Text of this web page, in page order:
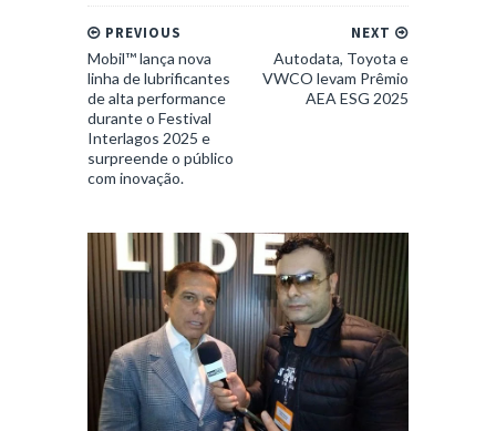
NEXT
Autodata, Toyota e
VWCO levam Prêmio
AEA ESG 2025
PREVIOUS
Mobil™ lança nova
linha de lubrificantes
de alta performance
durante o Festival
Interlagos 2025 e
surpreende o público
com inovação.